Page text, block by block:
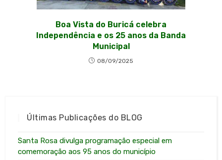
Boa Vista do Buricá celebra
Independência e os 25 anos da Banda
Municipal
08/09/2025
Últimas Publicações do BLOG
Santa Rosa divulga programação especial em
comemoração aos 95 anos do município